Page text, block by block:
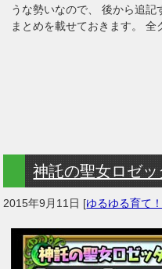
うな勢いなので、 後から追記
まとめを載せておきます。 全
神託の聖女ロゼッ
2015年9月11日 [ゆるゆる育て